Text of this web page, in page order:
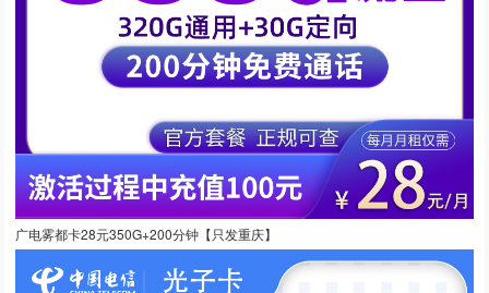
广电雾都卡28元350G+200分钟【只发重庆】